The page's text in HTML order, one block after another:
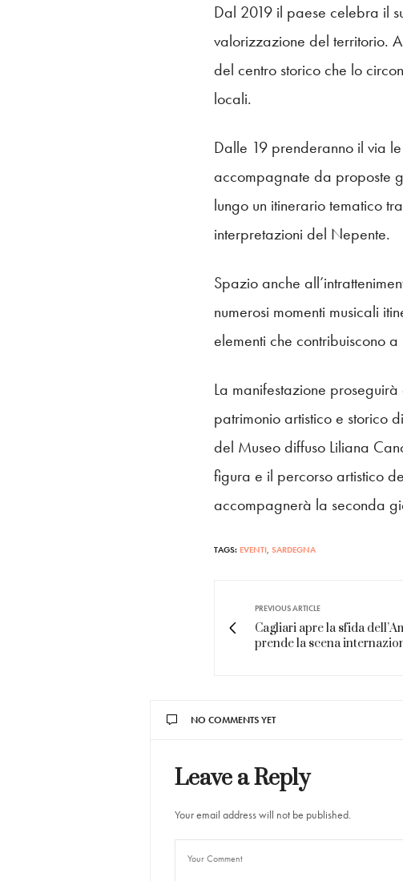
Dal 2019 il paese celebra il
valorizzazione del territorio.
del centro storico che lo
locali.
Dalle 19 prenderanno il via
accompagnate da proposte
lungo un itinerario tematico
interpretazioni del Nepente.
Spazio anche
numerosi momenti musicali
elementi che contribuiscono
La manifestazione
patrimonio artistico e storico
del Museo diffuso Liliana
figura e il percorso artistico
accompagnerà la seconda
TAGS: EVENTI SARDEGNA
PREVIOUS ARTICLE
Cagliari apre la sfida
prende la scena
NO COMMENTS YET
Leave a Reply
Your email address will not be published.